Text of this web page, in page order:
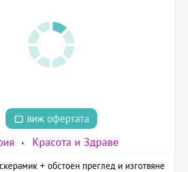
виж офертата
Красота и Здраве
+ обстоен преглед и изготвяне